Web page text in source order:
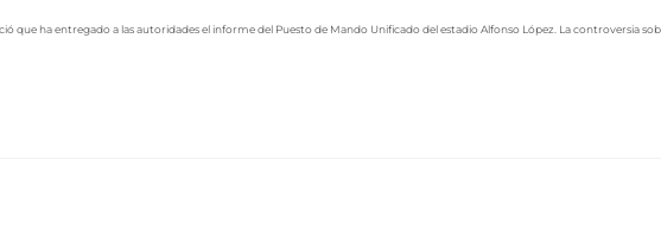
que ha entregado a las autoridades el informe del Puesto de Mando Unificado del estadio Alfonso López. La controversia